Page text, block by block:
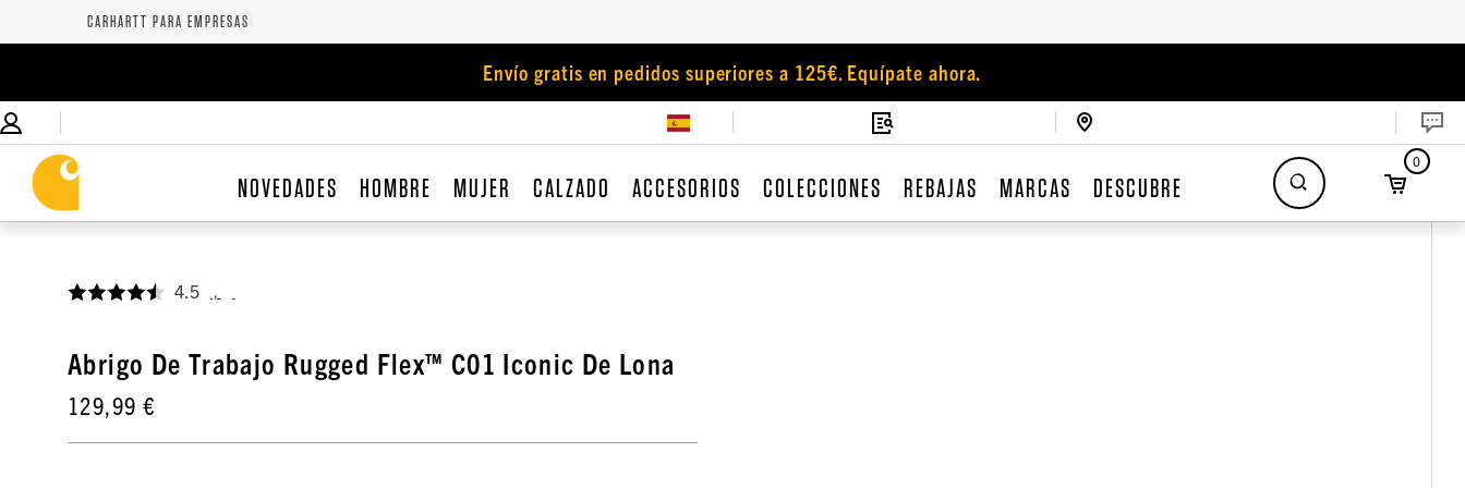
CARHARTT PARA EMPRESAS
Envío gratis en pedidos superiores a 125€. Equípate ahora.
NOVEDADES HOMBRE MUJER CALZADO ACCESORIOS COLECCIONES REBAJAS MARCAS DESCUBRE
0
4.5
Abrigo De Trabajo Rugged Flex™ C01 Iconic De Lona
129,99 €